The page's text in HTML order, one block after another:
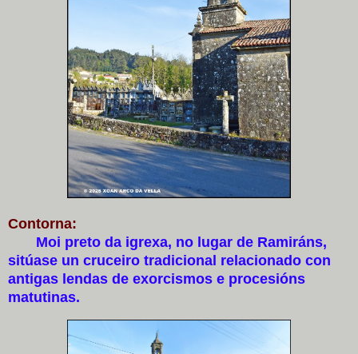
Contorna:
Moi preto da igrexa, no lugar de Ramiráns,
sitúase un cruceiro tradicional relacionado con
antigas lendas de exorcismos e procesións
matutinas.